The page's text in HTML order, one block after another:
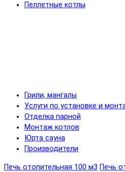
Пеллетные котлы
Грили, мангалы
Услуги по установке и
Отделка парной
Монтаж котлов
Юрта сауна
Производители
Печь отопительная 100 м3 Печь